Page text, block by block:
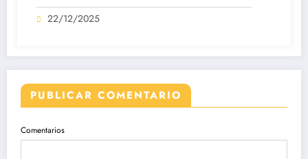
22/12/2025
PUBLICAR COMENTARIO
Comentarios